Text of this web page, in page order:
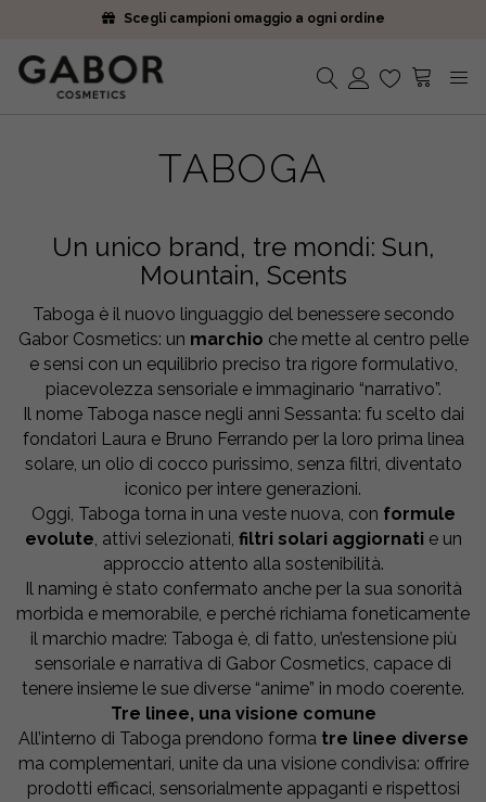
Scegli campioni omaggio a ogni ordine
Ricevi i tuoi ordini in 2-5 giorni
Scegli campioni omaggio a ogni ordine
TABOGA
Un unico brand, tre mondi: Sun,
Mountain, Scents
Taboga è il nuovo linguaggio del benessere secondo
Gabor Cosmetics: un marchio che mette al centro pelle
e sensi con un equilibrio preciso tra rigore formulativo,
piacevolezza sensoriale e immaginario “narrativo”.
Il nome Taboga nasce negli anni Sessanta: fu scelto dai
fondatori Laura e Bruno Ferrando per la loro prima linea
solare, un olio di cocco purissimo, senza filtri, diventato
iconico per intere generazioni.
Oggi, Taboga torna in una veste nuova, con formule
evolute, attivi selezionati, filtri solari aggiornati e un
approccio attento alla sostenibilità.
Il naming è stato confermato anche per la sua sonorità
morbida e memorabile, e perché richiama foneticamente
il marchio madre: Taboga è, di fatto, un’estensione più
sensoriale e narrativa di Gabor Cosmetics, capace di
tenere insieme le sue diverse “anime” in modo coerente.
Tre linee, una visione comune
All’interno di Taboga prendono forma tre linee diverse
ma complementari, unite da una visione condivisa: offrire
prodotti efficaci, sensorialmente appaganti e rispettosi